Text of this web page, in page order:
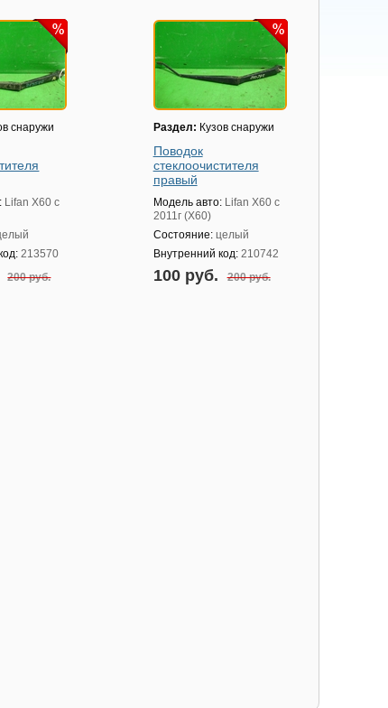
снаружи
Lifan X60 с
213570
200 руб.
Раздел: Кузов снаружи
Поводок
стеклоочистителя
правый
Модель авто: Lifan X60 с
2011г (Х60)
Состояние: целый
Внутренний код: 210742
100 руб.200 руб.